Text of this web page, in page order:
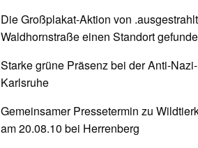
Die Großplakat-Aktion von
Waldhornstraße einen Standort
Starke grüne Präsenz bei der Anti-
Karlsruhe
Gemeinsamer Pressetermin zu
am 20.08.10 bei Herrenberg